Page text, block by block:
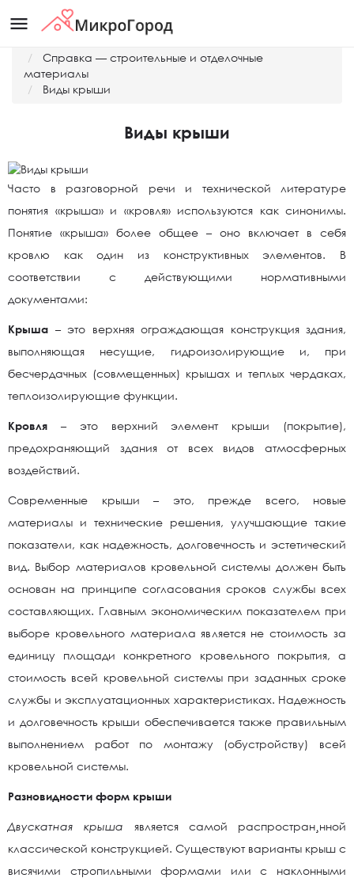
menu
Справка — строительные и отделочные
материалы
Виды крыши
Виды крыши
Часто в разговорной речи и технической литературе
понятия «крыша» и «кровля» используются как синонимы.
Понятие «крыша» более общее – оно включает в себя
кровлю как один из конструктивных элементов. В
соответствии с действующими нормативными
документами:
Крыша – это верхняя ограждающая конструкция здания,
выполняющая несущие, гидроизолирующие и, при
бесчердачных (совмещенных) крышах и теплых чердаках,
теплоизолирующие функции.
Кровля – это верхний элемент крыши (покрытие),
предохраняющий здания от всех видов атмосферных
воздействий.
Современные крыши – это, прежде всего, новые
материалы и технические решения, улучшающие такие
показатели, как надежность, долговечность и эстетический
вид. Выбор материалов кровельной системы должен быть
основан на принципе согласования сроков службы всех
составляющих. Главным экономическим показателем при
выборе кровельного материала является не стоимость за
единицу площади конкретного кровельного покрытия, а
стоимость всей кровельной системы при заданных сроке
службы и эксплуатационных характеристиках. Надежность
и долговечность крыши обеспечивается также правильным
выполнением работ по монтажу (обустройству) всей
кровельной системы.
Разновидности форм крыши
Двускатная крыша является самой распростран¸нной
классической конструкцией. Существуют варианты крыш с
висячими стропильными формами или с наклонными